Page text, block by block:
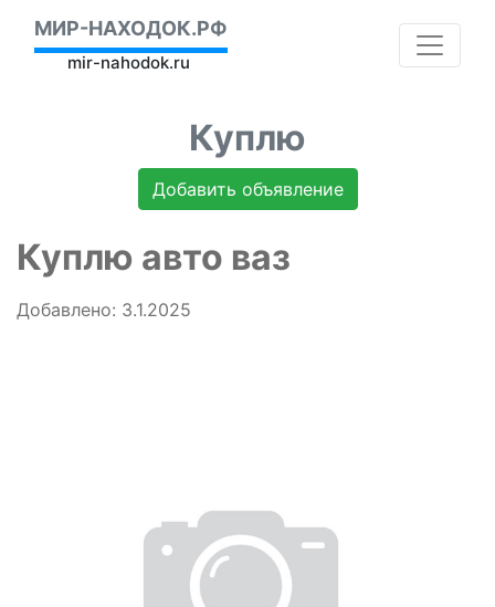
МИР-НАХОДОК.РФ
mir-nahodok.ru
Куплю
Добавить объявление
Куплю авто ваз
Добавлено: 3.1.2025